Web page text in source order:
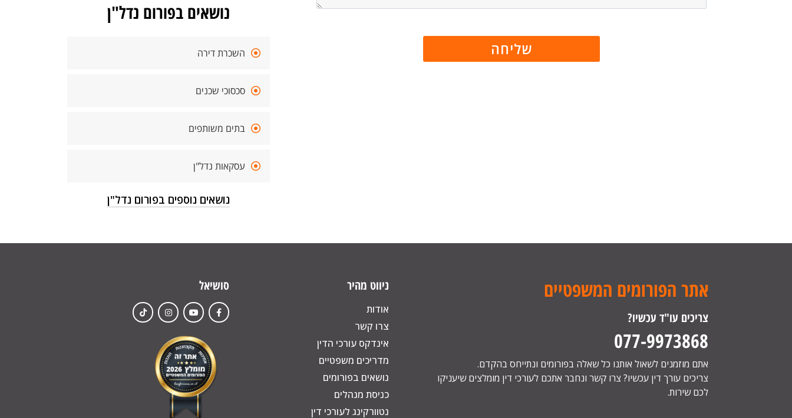
נושאים בפורום נדל"ן
השכרת דירה
סכסוכי שכנים
בתים משותפים
עסקאות נדל"ן
נושאים נוספים בפורום נדל"ן
אתר הפורומים המשפטיים
צריכים עו"ד עכשיו?
077-9973868
אתם מוזמנים לשאול אותנו כל שאלה בפורומים ונתייחס בהקדם.
צריכים עורך דין עכשיו? צרו קשר ונחבר אתכם לעורכי דין מומלצים שיעניקו
לכם שירות.
ניווט מהיר
אודות
צרו קשר
אינדקס עורכי הדין
מדריכים משפטיים
נושאים בפורומים
כניסת מנהלים
נטוורקינג לעורכי דין
סושיאל